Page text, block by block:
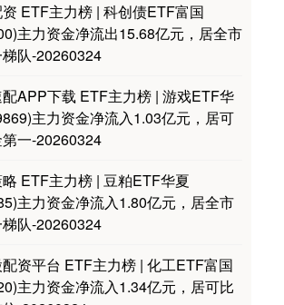
ETF主力榜 | 科创债ETF富国
主力资金净流出15.68亿元，居全市
队-20260324
APP下载 ETF主力榜 | 游戏ETF华
主力资金净流入1.03亿元，居可
一-20260324
ETF主力榜 | 豆粕ETF华夏
主力资金净流入1.80亿元，居全市
队-20260324
资平台 ETF主力榜 | 化工ETF富国
主力资金净流入1.34亿元，居可比